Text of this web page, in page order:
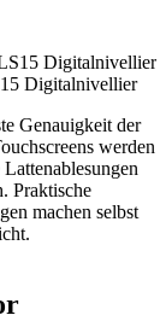
Digitalnivellier
Genauigkeit der
werden
Praktische
machen selbst